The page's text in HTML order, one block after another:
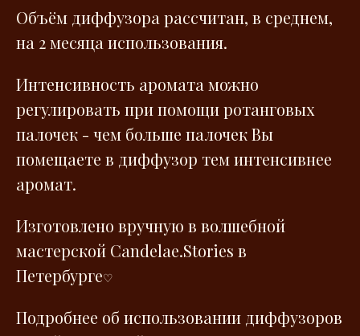
Объём диффузора рассчитан, в среднем,
на 2 месяца использования.
Интенсивность аромата можно
регулировать при помощи ротанговых
палочек - чем больше палочек Вы
помещаете в диффузор тем интенсивнее
аромат.
Изготовлено вручную в волшебной
мастерской Сandelae.Stories в
Петербурге♡
Подробнее об использовании диффузоров